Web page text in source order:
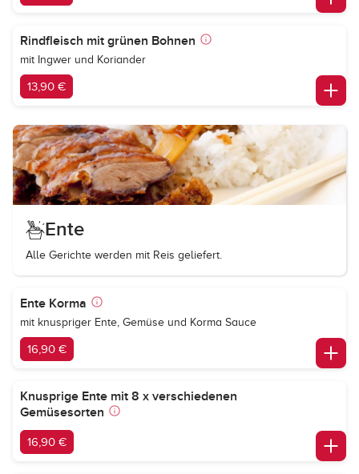
Rindfleisch mit grünen Bohnen
mit Ingwer und Koriander
13,90 €
Ente
Alle Gerichte werden mit Reis geliefert.
Ente Korma
mit knuspriger Ente, Gemüse und Korma Sauce
16,90 €
Knusprige Ente mit 8 x verschiedenen
Gemüsesorten
16,90 €